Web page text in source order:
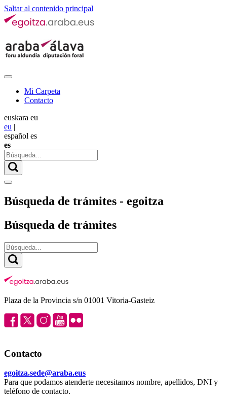
Saltar al contenido principal
Mi Carpeta
Contacto
euskara eu
eu |
español es
es
Búsqueda de trámites - egoitza
Búsqueda de trámites
Plaza de la Provincia s/n 01001 Vitoria-Gasteiz
Contacto
egoitza.sede@araba.eus
Para que podamos atenderte necesitamos nombre, apellidos, DNI y
teléfono de contacto.